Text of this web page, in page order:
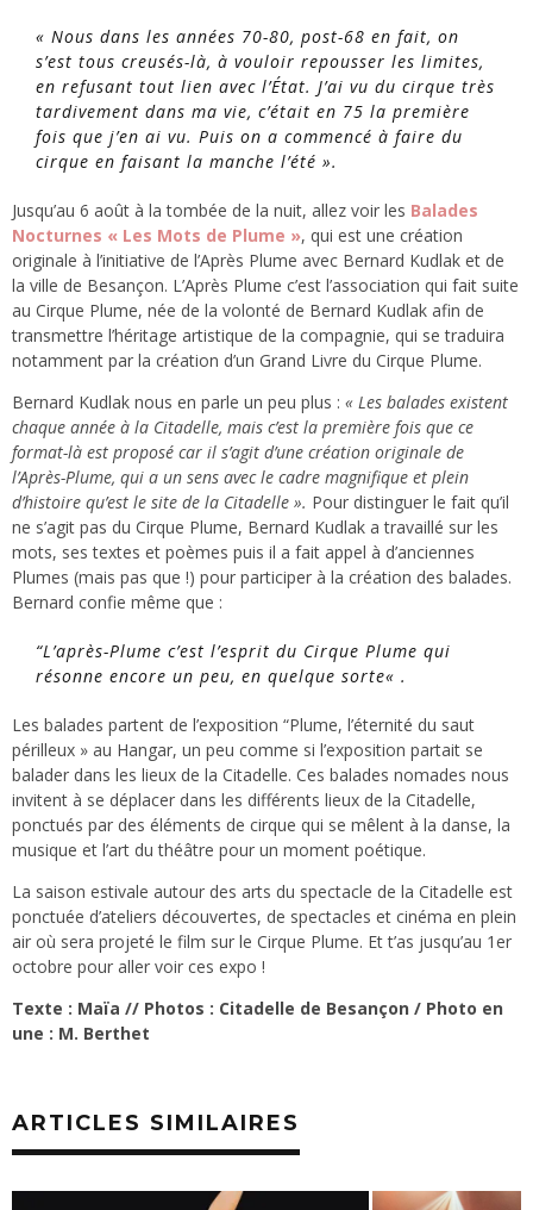
« Nous dans les années 70-80, post-68 en fait, on
s’est tous creusés-là, à vouloir repousser les limites,
en refusant tout lien avec l’État. J’ai vu du cirque très
tardivement dans ma vie, c’était en 75 la première
fois que j’en ai vu. Puis on a commencé à faire du
cirque en faisant la manche l’été ».
Jusqu’au 6 août à la tombée de la nuit, allez voir les Balades
Nocturnes « Les Mots de Plume », qui est une création
originale à l’initiative de l’Après Plume avec Bernard Kudlak et de
la ville de Besançon. L’Après Plume c’est l’association qui fait suite
au Cirque Plume, née de la volonté de Bernard Kudlak afin de
transmettre l’héritage artistique de la compagnie, qui se traduira
notamment par la création d’un Grand Livre du Cirque Plume.
Bernard Kudlak nous en parle un peu plus : « Les balades existent
chaque année à la Citadelle, mais c’est la première fois que ce
format-là est proposé car il s’agit d’une création originale de
l’Après-Plume, qui a un sens avec le cadre magnifique et plein
d’histoire qu’est le site de la Citadelle ». Pour distinguer le fait qu’il
ne s’agit pas du Cirque Plume, Bernard Kudlak a travaillé sur les
mots, ses textes et poèmes puis il a fait appel à d’anciennes
Plumes (mais pas que !) pour participer à la création des balades.
Bernard confie même que :
“L’après-Plume c’est l’esprit du Cirque Plume qui
résonne encore un peu, en quelque sorte« .
Les balades partent de l’exposition “Plume, l’éternité du saut
périlleux » au Hangar, un peu comme si l’exposition partait se
balader dans les lieux de la Citadelle. Ces balades nomades nous
invitent à se déplacer dans les différents lieux de la Citadelle,
ponctués par des éléments de cirque qui se mêlent à la danse, la
musique et l’art du théâtre pour un moment poétique.
La saison estivale autour des arts du spectacle de la Citadelle est
ponctuée d’ateliers découvertes, de spectacles et cinéma en plein
air où sera projeté le film sur le Cirque Plume. Et t’as jusqu’au 1er
octobre pour aller voir ces expo !
Texte : Maïa // Photos : Citadelle de Besançon / Photo en
une : M. Berthet
ARTICLES SIMILAIRES